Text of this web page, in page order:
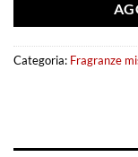
Categoria: Fragranze